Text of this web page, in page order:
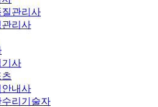
관리사
리사
기사
내사
리기술자